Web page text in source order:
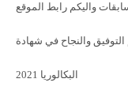
والنجاح في شهادة